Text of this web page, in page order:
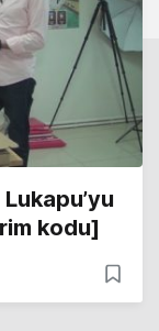
kodu]